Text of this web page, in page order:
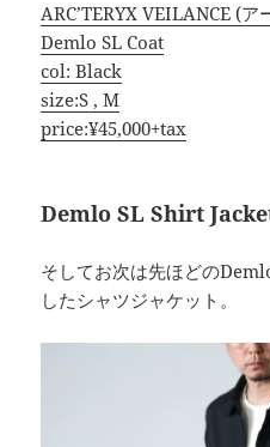
ARC’TERYX VEILANCE (
Demlo SL Coat
col: Black
size:S , M
price:¥45,000+tax
Demlo SL Shirt
そしてお次は先ほどの
したシャツジャケット。